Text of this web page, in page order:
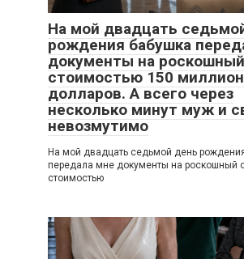
На мой двадцать
рождения бабушка
документы на
стоимостью 150
долларов. А всего через
несколько минут муж и
невозмутимо
На мой двадцать седьмой день
передала мне документы на роскошный
стоимостью